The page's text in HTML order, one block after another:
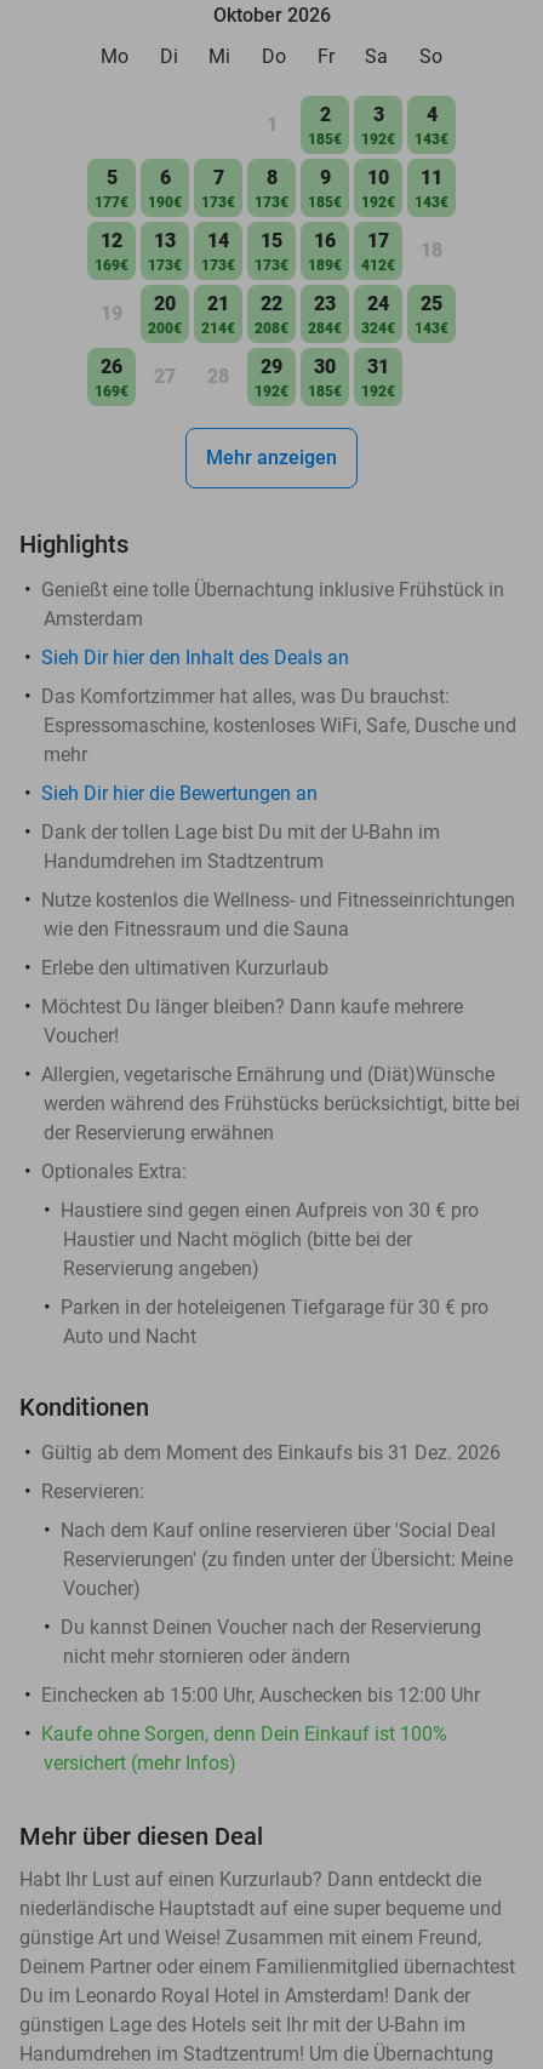
Oktober 2026
Mo
Di Mi Do Fr Sa So
1 2
185€
3
192€
4
143€
5
177€
6
190€
7
173€
8
173€
9
185€
10
192€
11
143€
12
169€
13
173€
14
173€
15
173€
16
189€
17
412€
18
19 20
200€
21
214€
22
208€
23
284€
24
324€
25
143€
26
169€
27 28 29
192€
30
185€
31
192€
Mehr anzeigen
Highlights
Genießt eine tolle Übernachtung inklusive Frühstück in
Amsterdam
Sieh Dir hier den Inhalt des Deals an
Das Komfortzimmer hat alles, was Du brauchst:
Espressomaschine, kostenloses WiFi, Safe, Dusche und
mehr
Sieh Dir hier die Bewertungen an
Dank der tollen Lage bist Du mit der U-Bahn im
Handumdrehen im Stadtzentrum
Nutze kostenlos die Wellness- und Fitnesseinrichtungen
wie den Fitnessraum und die Sauna
Erlebe den ultimativen Kurzurlaub
Möchtest Du länger bleiben? Dann kaufe mehrere
Voucher!
Allergien, vegetarische Ernährung und (Diät)Wünsche
werden während des Frühstücks berücksichtigt, bitte bei
der Reservierung erwähnen
Optionales Extra:
Haustiere sind gegen einen Aufpreis von 30 € pro
Haustier und Nacht möglich (bitte bei der
Reservierung angeben)
Parken in der hoteleigenen Tiefgarage für 30 € pro
Auto und Nacht
Konditionen
Gültig ab dem Moment des Einkaufs bis 31 Dez. 2026
Reservieren:
Nach dem Kauf online reservieren über 'Social Deal
Reservierungen' (zu finden unter der Übersicht: Meine
Voucher)
Du kannst Deinen Voucher nach der Reservierung
nicht mehr stornieren oder ändern
Einchecken ab 15:00 Uhr, Auschecken bis 12:00 Uhr
Kaufe ohne Sorgen, denn Dein Einkauf ist 100%
versichert (mehr Infos)
Mehr über diesen Deal
Habt Ihr Lust auf einen Kurzurlaub? Dann entdeckt die
niederländische Hauptstadt auf eine super bequeme und
günstige Art und Weise! Zusammen mit einem Freund,
Deinem Partner oder einem Familienmitglied übernachtest
Du im Leonardo Royal Hotel in Amsterdam! Dank der
günstigen Lage des Hotels seit Ihr mit der U-Bahn im
Handumdrehen im Stadtzentrum! Um die Übernachtung